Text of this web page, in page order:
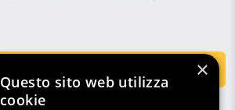
×
Questo sito web utilizza
cookie